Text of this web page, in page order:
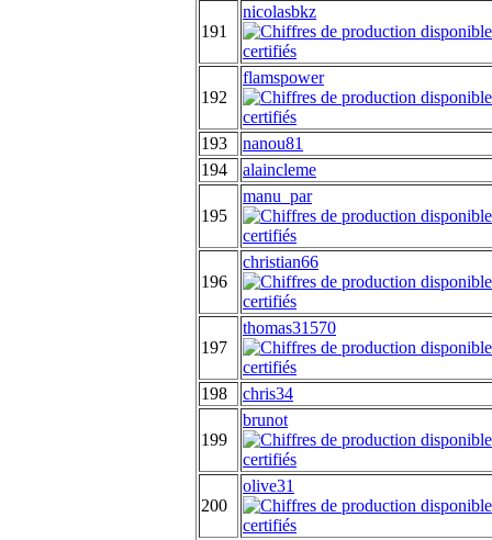
191
nicolasbkz
192
flamspower
193
nanou81
194
alaincleme
195
manu_par
196
christian66
197
thomas31570
198 chris34
199
brunot
200
olive31